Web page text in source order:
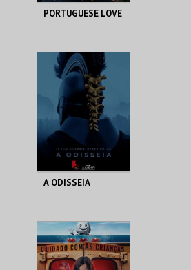
PORTUGUESE LOVE
CINETEATRO
ANADIA
MAIS INFO
COMPRAR
A ODISSEIA
AUD. MUN. PESO DA
RÉGUA